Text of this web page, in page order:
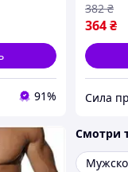
91%
364₴
382 ₴
Сила
Смотри